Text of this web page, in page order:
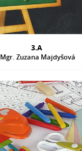
3.A
Mgr. Zuzana Majdyšová